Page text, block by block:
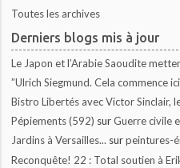
Toutes les archives
Derniers blogs mis à jour
Le Japon et l’Arabie Saoudite
”Ulrich Siegmund. Cela commence
Bistro Libertés avec Victor Sinclair,
Pépiements (592) surGuerre civile
Jardins à Versailles... surpeintures-
Reconquête! 22 : Total soutien à